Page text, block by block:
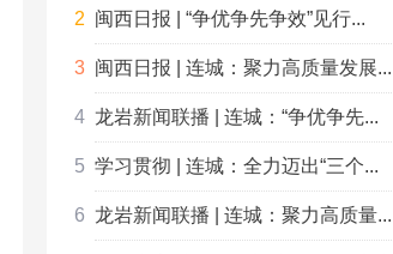
闽西日报 | “争优争先争效”见行...
闽西日报 | 连城：聚力高质量发展...
龙岩新闻联播 | 连城：“争优争先...
学习贯彻 | 连城：全力迈出“三个...
龙岩新闻联播 | 连城：聚力高质量...